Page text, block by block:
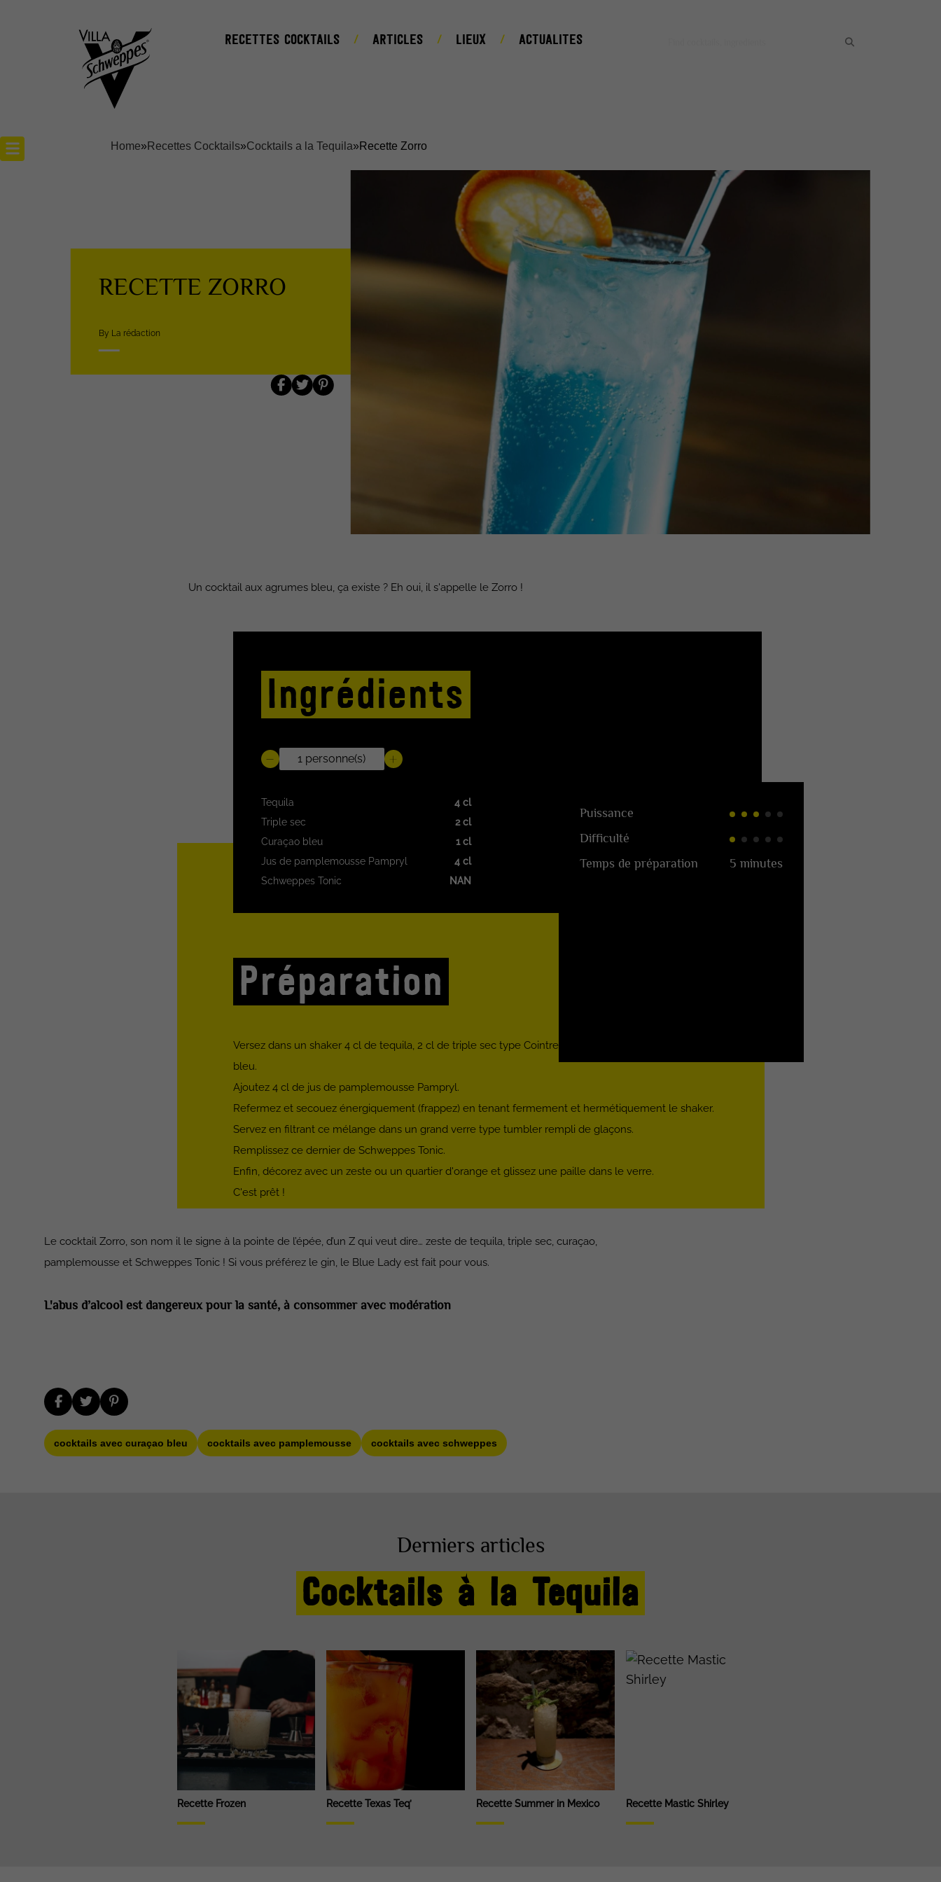
RECETTES COCKTAILS ARTICLES LIEUX ACTUALITES
Home» Recettes Cocktails»Cocktails a la Tequila» Recette Zorro
RECETTE ZORRO
By La rédaction
Un cocktail aux agrumes bleu, ça existe ? Eh oui, il s'appelle le Zorro !
Ingrédients
Tequila
4 cl
Triple sec
2 cl
Curaçao bleu
1 cl
Jus de pamplemousse Pampryl
4 cl
Schweppes Tonic
NAN
Puissance
Difficulté
Temps de préparation
5 minutes
Préparation
Versez dans un shaker 4 cl de tequila, 2 cl de triple sec type Cointreau ou Grand Marnier et 1 cl de curaçao
bleu.
Ajoutez 4 cl de jus de pamplemousse Pampryl.
Refermez et secouez énergiquement (frappez) en tenant fermement et hermétiquement le shaker.
Servez en filtrant ce mélange dans un grand verre type tumbler rempli de glaçons.
Remplissez ce dernier de Schweppes Tonic.
Enfin, décorez avec un zeste ou un quartier d'orange et glissez une paille dans le verre.
C'est prêt !
Le cocktail Zorro, son nom il le signe à la pointe de l’épée, d’un Z qui veut dire… zeste de tequila, triple sec, curaçao,
pamplemousse et Schweppes Tonic ! Si vous préférez le gin, le Blue Lady est fait pour vous.
L'abus d’alcool est dangereux pour la santé, à consommer avec modération
cocktails avec curaçao bleu cocktails avec pamplemousse cocktails avec schweppes
Derniers articles
Cocktails à la Tequila
Recette Frozen Recette Texas Teq’ Recette Summer in Mexico Recette Mastic Shirley